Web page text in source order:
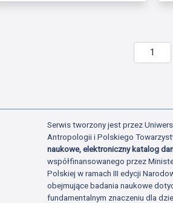
Serwis tworzony jest przez
Antropologii i Polskiego
naukowe, elektroniczny katalog
współfinansowanego przez
Polskiej w ramach III edycji
obejmujące badania naukowe
fundamentalnym znaczeniu dla